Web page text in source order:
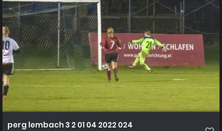
perg lembach 3 2 01 04 2022 024